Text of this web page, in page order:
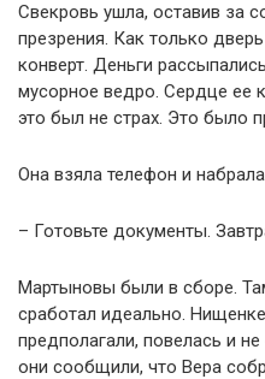
Свекровь ушла, оставив за
презрения. Как только
конверт. Деньги
мусорное ведро. Сердце ее
это был не страх. Это было
Она взяла телефон и
– Готовьте документы.
Мартыновы были в сборе.
сработал идеально.
предполагали, повелась и
они сообщили, что Вера